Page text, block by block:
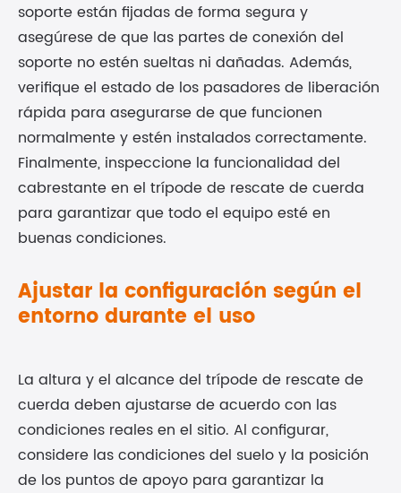
soporte están fijadas de forma segura y
asegúrese de que las partes de conexión del
soporte no estén sueltas ni dañadas. Además,
verifique el estado de los pasadores de liberación
rápida para asegurarse de que funcionen
normalmente y estén instalados correctamente.
Finalmente, inspeccione la funcionalidad del
cabrestante en el trípode de rescate de cuerda
para garantizar que todo el equipo esté en
buenas condiciones.
Ajustar la configuración según el
entorno durante el uso
La altura y el alcance del trípode de rescate de
cuerda deben ajustarse de acuerdo con las
condiciones reales en el sitio. Al configurar,
considere las condiciones del suelo y la posición
de los puntos de apoyo para garantizar la